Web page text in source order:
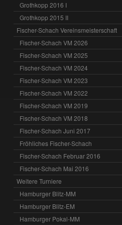
Grothkopp 2016 I
Grothkopp 2015 II
Fischer-Schach Vereinsmeisterschaft
Fischer-Schach VM 2026
Fischer-Schach VM 2025
Fischer-Schach VM 2024
Fischer-Schach VM 2023
Fischer-Schach VM 2022
Fischer-Schach VM 2019
Fischer-Schach VM 2018
Fischer-Schach Juni 2017
Fröhliches Fischer-Schach
Fischer-Schach Februar 2016
Fischer-Schach Mai 2016
Weitere Turniere
Hamburger Blitz-MM
Hamburger Blitz-EM
Hamburger Pokal-MM